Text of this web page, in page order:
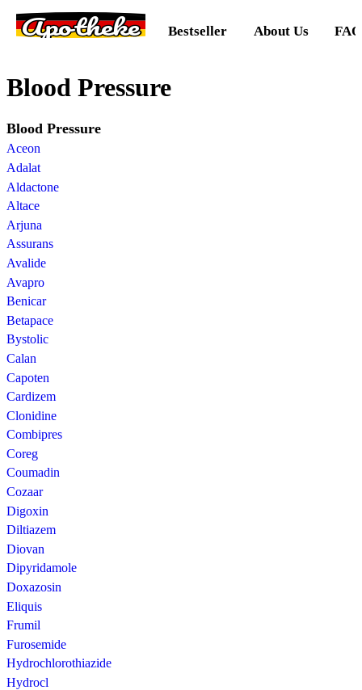
Apotheke Bestseller About Us FAQ
Blood Pressure
Blood Pressure
Aceon
Adalat
Aldactone
Altace
Arjuna
Assurans
Avalide
Avapro
Benicar
Betapace
Bystolic
Calan
Capoten
Cardizem
Clonidine
Combipres
Coreg
Coumadin
Cozaar
Digoxin
Diltiazem
Diovan
Dipyridamole
Doxazosin
Eliquis
Frumil
Furosemide
Hydrochlorothiazide
Hydrocl